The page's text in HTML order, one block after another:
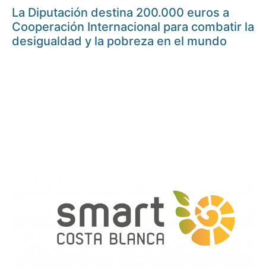
La Diputación destina 200.000 euros a
Cooperación Internacional para combatir la
desigualdad y la pobreza en el mundo